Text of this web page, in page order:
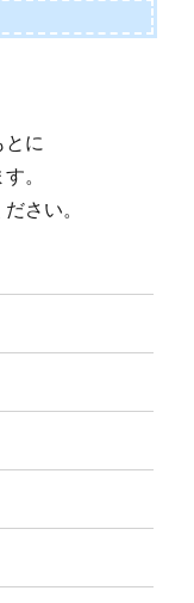
とに
。
さい。